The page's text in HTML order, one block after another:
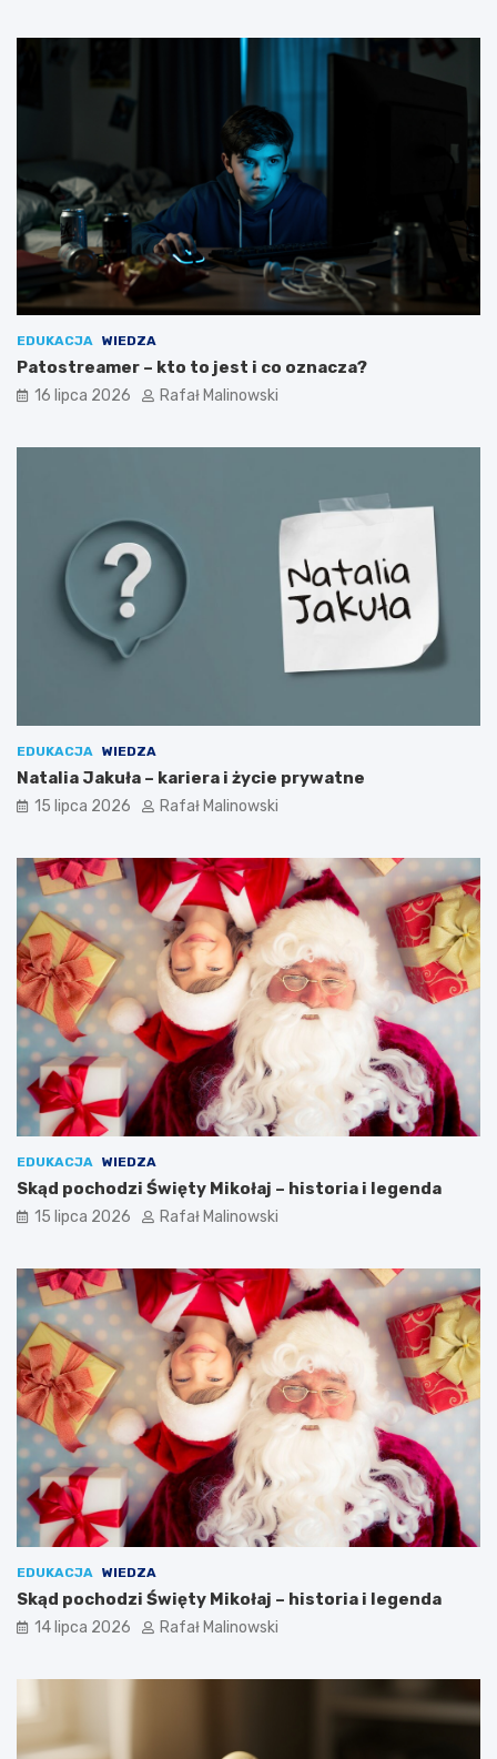
EDUKACJA WIEDZA
Patostreamer – kto to jest i co oznacza?
16 lipca 2026 Rafał Malinowski
EDUKACJA WIEDZA
Natalia Jakuła – kariera i życie prywatne
15 lipca 2026 Rafał Malinowski
EDUKACJA WIEDZA
Skąd pochodzi Święty Mikołaj – historia i legenda
15 lipca 2026 Rafał Malinowski
EDUKACJA WIEDZA
Skąd pochodzi Święty Mikołaj – historia i legenda
14 lipca 2026 Rafał Malinowski